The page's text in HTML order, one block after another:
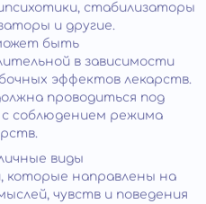
стабилизаторы
и другие.
быть
в зависимости
эффектов лекарств.
проводиться под
соблюдением режима
виды
которые направлены на
чувств и поведения